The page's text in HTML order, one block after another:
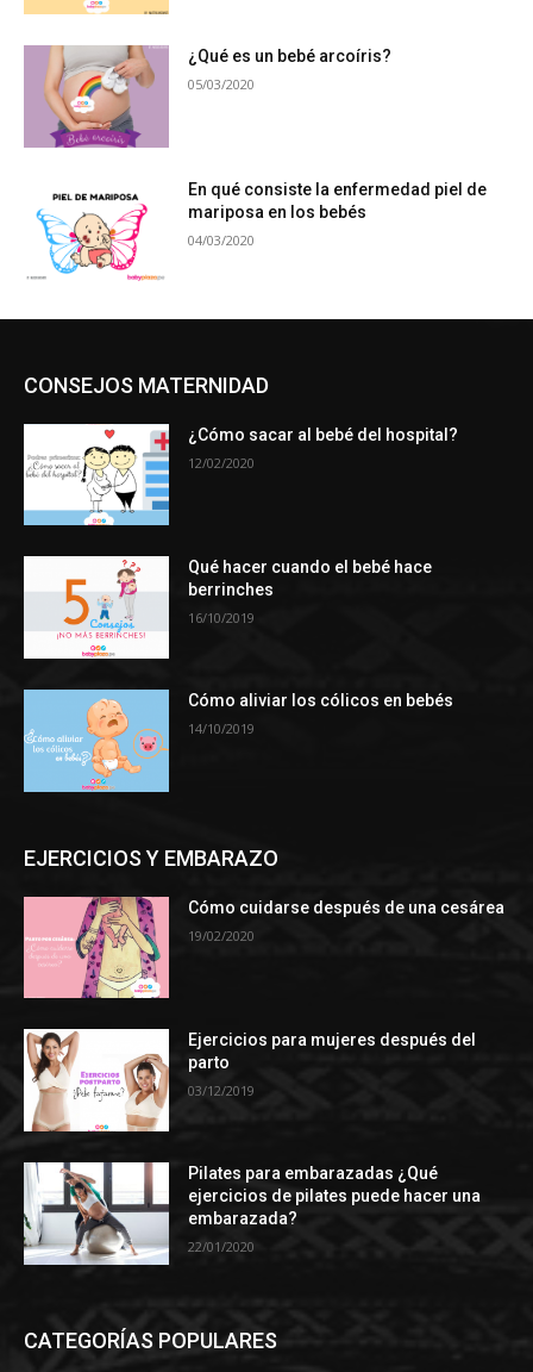
¿Qué es un bebé arcoíris?
05/03/2020
En qué consiste la enfermedad piel de
mariposa en los bebés
04/03/2020
CONSEJOS MATERNIDAD
¿Cómo sacar al bebé del hospital?
12/02/2020
Qué hacer cuando el bebé hace
berrinches
16/10/2019
Cómo aliviar los cólicos en bebés
14/10/2019
EJERCICIOS Y EMBARAZO
Cómo cuidarse después de una cesárea
19/02/2020
Ejercicios para mujeres después del
parto
03/12/2019
Pilates para embarazadas ¿Qué
ejercicios de pilates puede hacer una
embarazada?
22/01/2020
CATEGORÍAS POPULARES